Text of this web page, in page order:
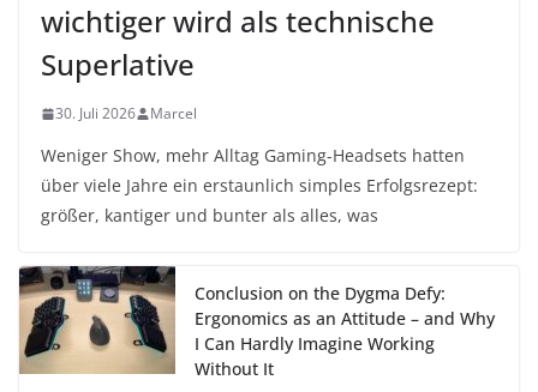
wichtiger wird als technische
Superlative
30. Juli 2026 Marcel
Weniger Show, mehr Alltag Gaming-Headsets hatten
über viele Jahre ein erstaunlich simples Erfolgsrezept:
größer, kantiger und bunter als alles, was
Conclusion on the Dygma Defy:
Ergonomics as an Attitude – and Why
I Can Hardly Imagine Working
Without It